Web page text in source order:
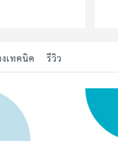
เทคนิค รีวิว